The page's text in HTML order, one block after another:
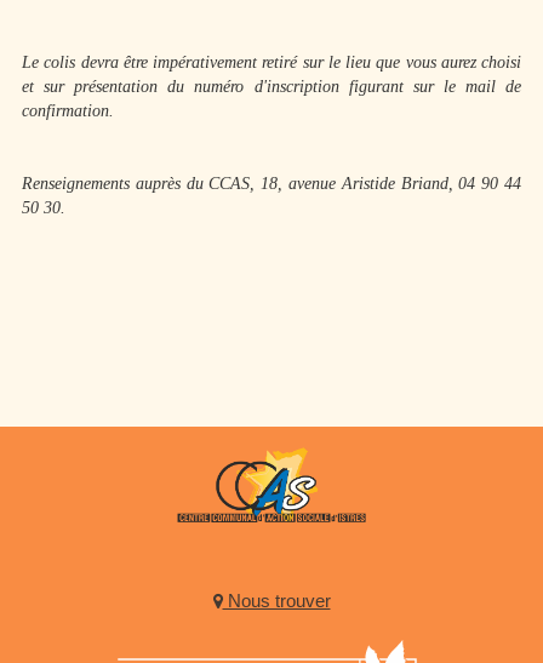
Le colis devra être impérativement retiré sur le lieu que vous aurez choisi
et sur présentation du numéro d'inscription figurant sur le mail de
confirmation.
Renseignements auprès du CCAS, 18, avenue Aristide Briand, 04 90 44
50 30.
Nous trouver